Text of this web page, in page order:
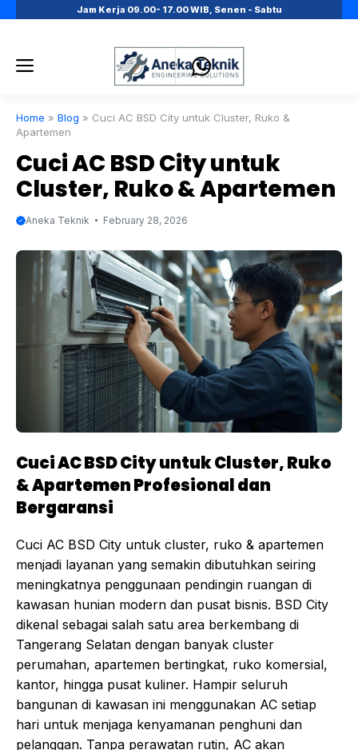
Jam Kerja 09.00- 17.00 WIB, Senen - Sabtu
Menu
Home » Blog » Cuci AC BSD City untuk Cluster, Ruko &
Apartemen
Cuci AC BSD City untuk
Cluster, Ruko & Apartemen
Aneka Teknik February 28, 2026
Cuci AC BSD City untuk Cluster, Ruko
& Apartemen Profesional dan
Bergaransi
Cuci AC BSD City untuk cluster, ruko & apartemen
menjadi layanan yang semakin dibutuhkan seiring
meningkatnya penggunaan pendingin ruangan di
kawasan hunian modern dan pusat bisnis. BSD City
dikenal sebagai salah satu area berkembang di
Tangerang Selatan dengan banyak cluster
perumahan, apartemen bertingkat, ruko komersial,
kantor, hingga pusat kuliner. Hampir seluruh
bangunan di kawasan ini menggunakan AC setiap
hari untuk menjaga kenyamanan penghuni dan
pelanggan. Tanpa perawatan rutin, AC akan